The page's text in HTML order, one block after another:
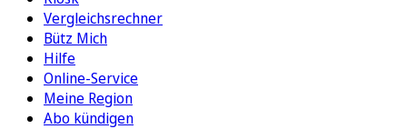
Vergleichsrechner
Bütz Mich
Hilfe
Online-Service
Meine Region
Abo kündigen